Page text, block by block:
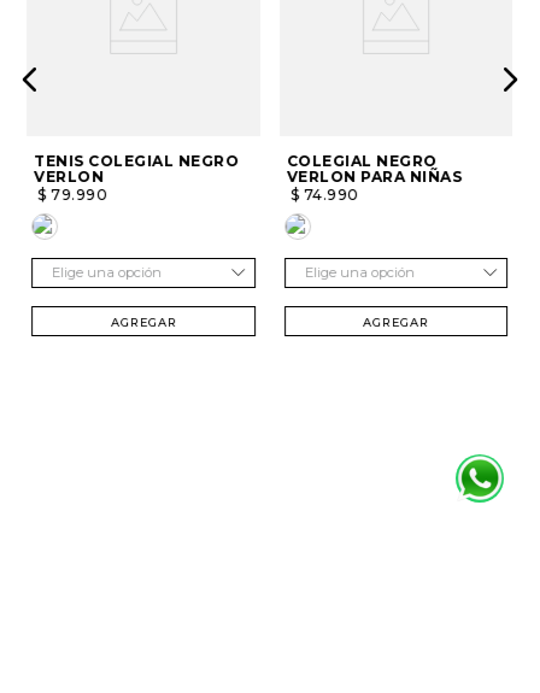
TENIS COLEGIAL NEGRO
VERLON
$ 79.990
Elige una opción
AGREGAR
COLEGIAL NEGRO
VERLON PARA NIÑAS
$ 74.990
Elige una opción
AGREGAR